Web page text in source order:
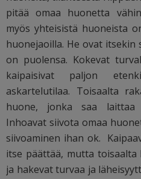
pitää omaa huonetta
myös yhteisistä huoneista
huonejaoilla. He ovat itsekin
on puolensa. Kokevat
kaipaisivat paljon
askartelutilaa. Toisaalta
huone, jonka saa laittaa
Inhoavat siivota omaa
siivoaminen ihan ok.
itse päättää, mutta toisaalta
ja hakevat turvaa ja